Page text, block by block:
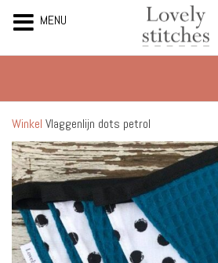
de
inhoud
Winkel Vlaggenlijn dots petrol
MENU